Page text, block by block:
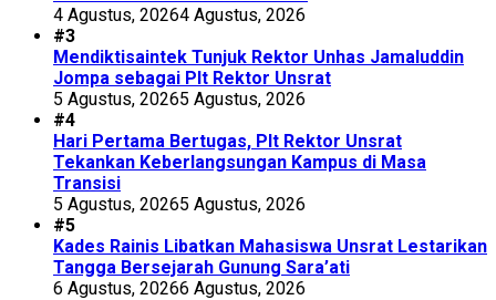
4 Agustus, 20264 Agustus, 2026
#3
Mendiktisaintek Tunjuk Rektor Unhas Jamaluddin
Jompa sebagai Plt Rektor Unsrat
5 Agustus, 20265 Agustus, 2026
#4
Hari Pertama Bertugas, Plt Rektor Unsrat
Tekankan Keberlangsungan Kampus di Masa
Transisi
5 Agustus, 20265 Agustus, 2026
#5
Kades Rainis Libatkan Mahasiswa Unsrat Lestarikan
Tangga Bersejarah Gunung Sara’ati
6 Agustus, 20266 Agustus, 2026